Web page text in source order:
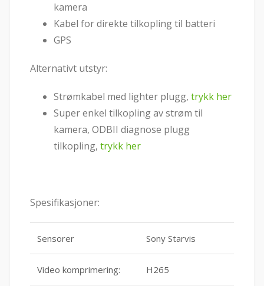
kamera
Kabel for direkte tilkopling til batteri
GPS
Alternativt utstyr:
Strømkabel med lighter plugg, trykk her
Super enkel tilkopling av strøm til
kamera, ODBII diagnose plugg
tilkopling, trykk her
Spesifikasjoner:
Sensorer Sony Starvis
Video komprimering: H265